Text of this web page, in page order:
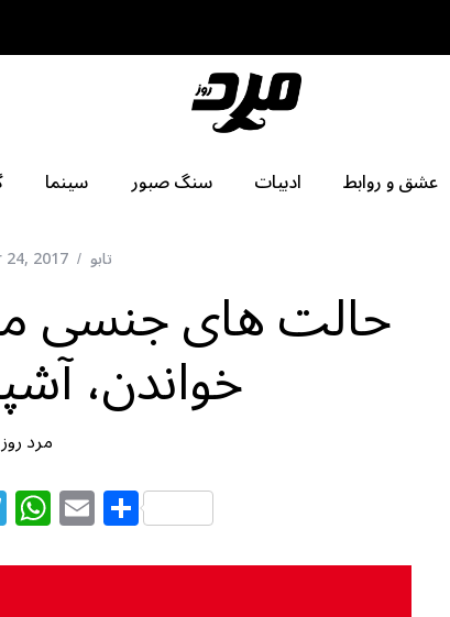
عشق و روابط ادبیات سنگ صبور سینما
تابو 2017
حالت های جنسی
خواندن،
مرد روز
T
el
e
W
h
at
E
m
ai
S
h
ar